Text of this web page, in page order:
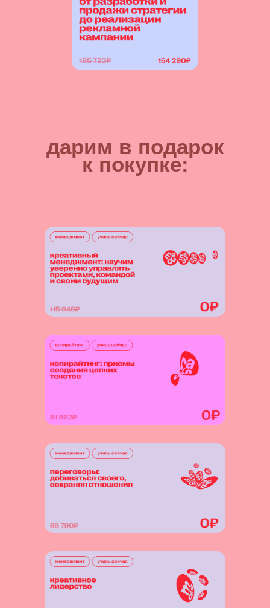
дарим в подарок
к покупке: